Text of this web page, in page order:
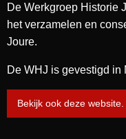
De Werkgroep Historie
het verzamelen en
Joure.
De WHJ is gevestigd in
Bekijk ook deze website.